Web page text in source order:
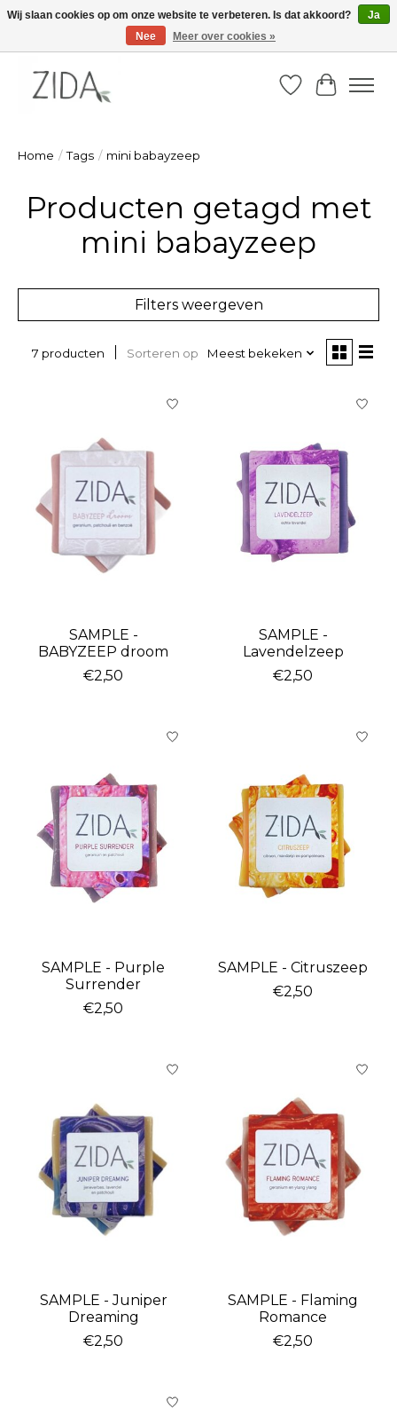
Zondag 22 maart 2026, OPEN ATELIER van 14u -16u
Verlanglijst
Home / Tags / mini babayzeep
Producten getagd met
mini babayzeep
Filters weergeven
7 producten Sorteren op Meest bekeken
SAMPLE -
BABYZEEP droom
€2,50
SAMPLE -
Lavendelzeep
€2,50
SAMPLE - Purple
Surrender
€2,50
SAMPLE - Citruszeep
€2,50
SAMPLE - Juniper
Dreaming
€2,50
SAMPLE - Flaming
Romance
€2,50
Wij slaan cookies op om onze website te verbeteren. Is dat akkoord?
Ja
Nee
Meer over cookies »